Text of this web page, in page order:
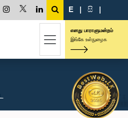
E | සි |
எனது பாராளுமன்றம்
இங்கே உள்நுழைக